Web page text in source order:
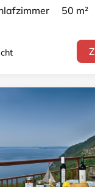
50 m²